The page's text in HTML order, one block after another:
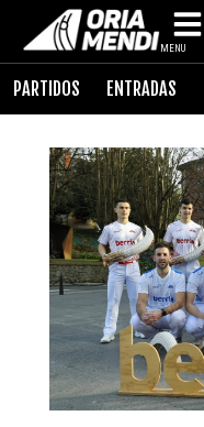
MENU
PARTIDOS ENTRADAS